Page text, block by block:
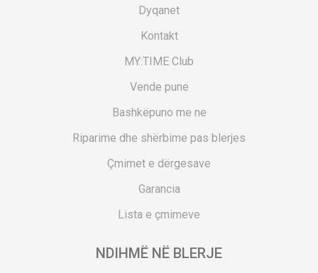
Dyqanet
Kontakt
MY:TIME Club
Vende pune
Bashkëpuno me ne
Riparime dhe shërbime pas blerjes
Çmimet e dërgesave
Garancia
Lista e çmimeve
NDIHMË NË BLERJE